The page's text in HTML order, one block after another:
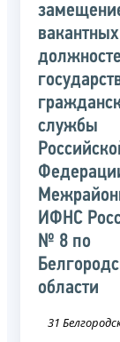
вакантных
службы
ИФНС
№ 8 по
области